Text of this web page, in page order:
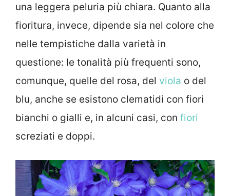
una leggera peluria più chiara. Quanto alla
fioritura, invece, dipende sia nel colore che
nelle tempistiche dalla varietà in
questione: le tonalità più frequenti sono,
comunque, quelle del rosa, del viola o del
blu, anche se esistono clematidi con fiori
bianchi o gialli e, in alcuni casi, con fiori
screziati e doppi.